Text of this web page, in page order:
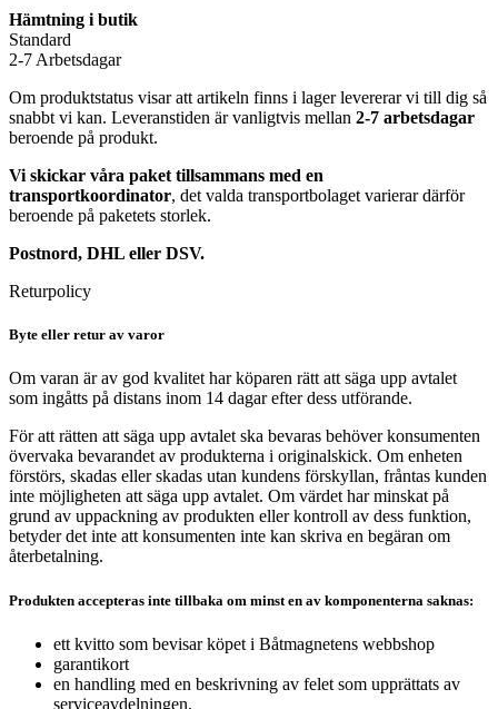
Hämtning i butik
Standard
2-7 Arbetsdagar
Om produktstatus visar att artikeln finns i lager levererar vi till dig så
snabbt vi kan. Leveranstiden är vanligtvis mellan 2-7 arbetsdagar
beroende på produkt.
Vi skickar våra paket tillsammans med en
transportkoordinator, det valda transportbolaget varierar därför
beroende på paketets storlek.
Postnord, DHL eller DSV.
Returpolicy
Byte eller retur av varor
Om varan är av god kvalitet har köparen rätt att säga upp avtalet
som ingåtts på distans inom 14 dagar efter dess utförande.
För att rätten att säga upp avtalet ska bevaras behöver konsumenten
övervaka bevarandet av produkterna i originalskick. Om enheten
förstörs, skadas eller skadas utan kundens förskyllan, fråntas kunden
inte möjligheten att säga upp avtalet. Om värdet har minskat på
grund av uppackning av produkten eller kontroll av dess funktion,
betyder det inte att konsumenten inte kan skriva en begäran om
återbetalning.
Produkten accepteras inte tillbaka om minst en av komponenterna saknas:
ett kvitto som bevisar köpet i Båtmagnetens webbshop
garantikort
en handling med en beskrivning av felet som upprättats av
serviceavdelningen.